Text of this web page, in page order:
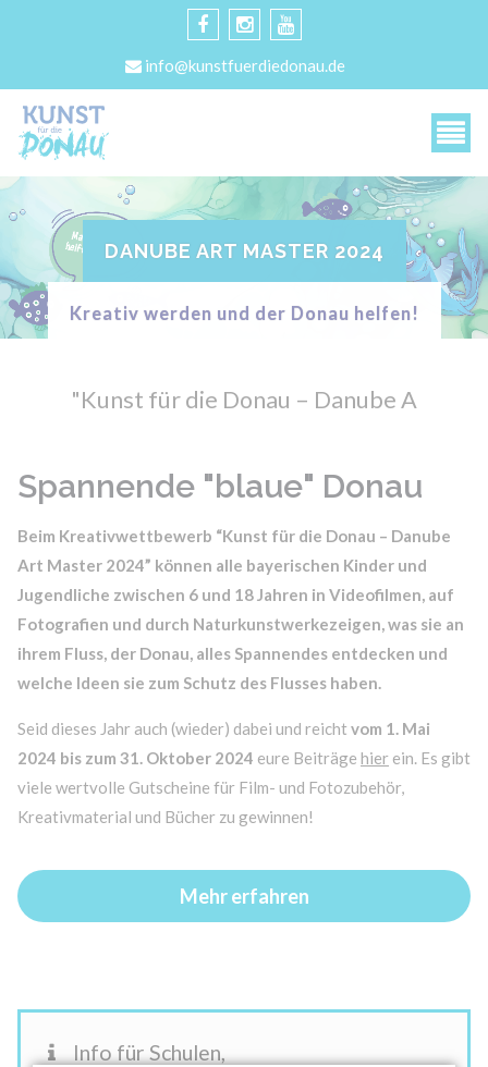
info@kunstfuerdiedonau.de
DANUBE ART MASTER 2024
Kreativ werden und der Donau helfen!
"Kunst für die Donau – Danube Art
Spannende "blaue" Donau
Beim Kreativwettbewerb “Kunst für die Donau – Danube
Art Master 2024” können alle bayerischen Kinder und
Jugendliche zwischen 6 und 18 Jahren in Videofilmen, auf
Fotografien und durch Naturkunstwerkezeigen, was sie an
ihrem Fluss, der Donau, alles Spannendes entdecken und
welche Ideen sie zum Schutz des Flusses haben.
Seid dieses Jahr auch (wieder) dabei und reicht vom 1. Mai
2024 bis zum 31. Oktober 2024 eure Beiträge hier ein. Es gibt
viele wertvolle Gutscheine für Film- und Fotozubehör,
Kreativmaterial und Bücher zu gewinnen!
Mehr erfahren
Info für Schulen,